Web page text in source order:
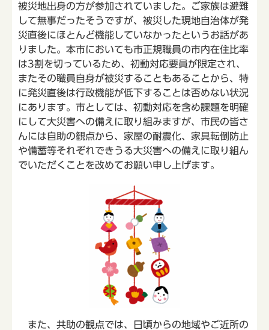
被災地出身の方が参加されていました。ご家族は避難
して無事だったそうですが、被災した現地自治体が発
災直後にほとんど機能していなかったというお話があ
りました。本市においても市正規職員の市内在住比率
は3割を切っているため、初動対応要員が限定され、
またその職員自身が被災することもあることから、特
に発災直後は行政機能が低下することは否めない状況
にあります。市としては、初動対応を含め課題を明確
にして大災害への備えに取り組みますが、市民の皆さ
んには自助の観点から、家屋の耐震化、家具転倒防止
や備蓄等それぞれできうる大災害への備えに取り組ん
でいただくことを改めてお願い申し上げます。
また、共助の観点では、日頃からの地域やご近所の